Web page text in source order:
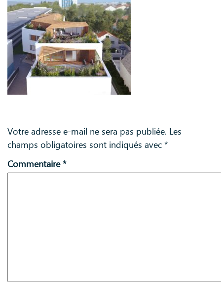
Votre adresse e-mail ne sera pas publiée. Les
champs obligatoires sont indiqués avec *
Commentaire*